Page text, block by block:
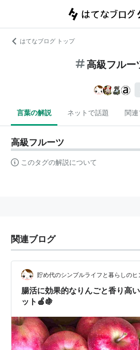
はてなブログ トップ
高級フルー
言葉の解説 ネットで話題 関
高級フルーツ
このタグの解説について
関連ブログ
貯め代のシンプルライフと暮らしのヒ
腸活に効果的なりんごと香り高
ット🍎🍇